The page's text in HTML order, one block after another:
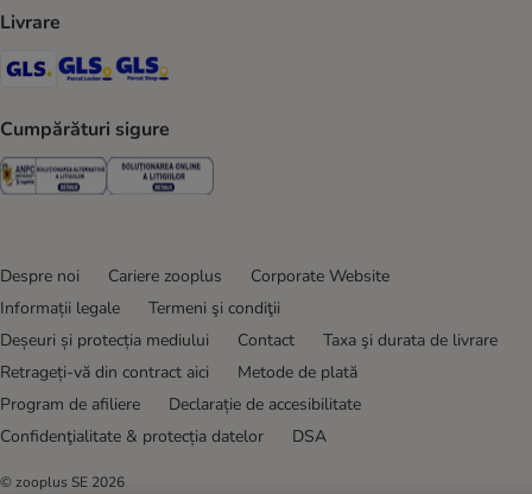
Livrare
GLS Shipping Method
GLS Locker Shipping Method
Cumpărături sigure
Security Security
Despre noi Cariere zooplus
Corporate Website
Informații legale
Termeni şi condiţii
Deșeuri și protecția mediului
Contact
Taxa şi durata de livrare
Retrageți-vă din contract aici
Metode de plată
Program de afiliere
Declarație de accesibilitate
Confidenţialitate & protecția datelor
DSA
© zooplus SE 2026